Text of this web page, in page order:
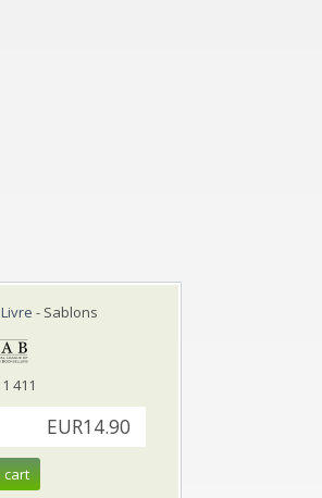
- Sablons
411
EUR14.90
cart